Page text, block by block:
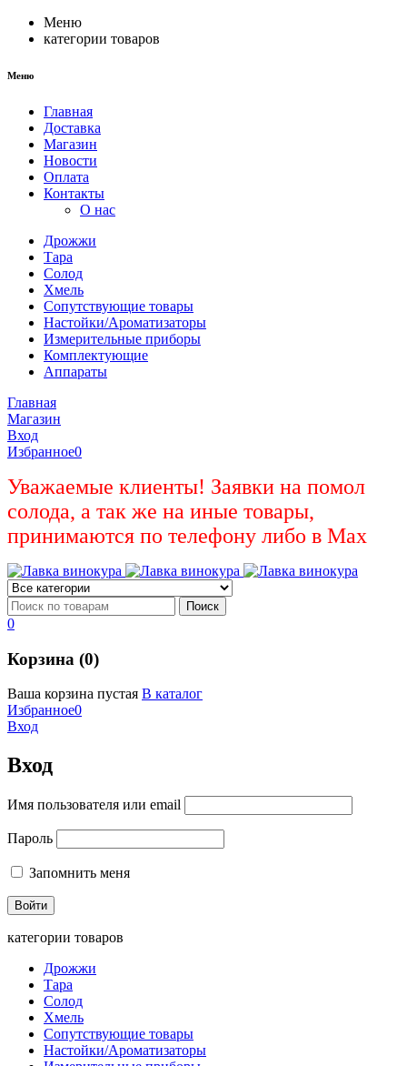
Меню
категории товаров
Меню
Главная
Доставка
Магазин
Новости
Оплата
Контакты
О нас
Дрожжи
Тара
Солод
Хмель
Сопутствующие товары
Настойки/Ароматизаторы
Измерительные приборы
Комплектующие
Аппараты
Главная
Магазин
Вход
Избранное0
Уважаемые клиенты! Заявки на помол
солода, а так же на иные товары,
принимаются по телефону либо в Max
0
Корзина (0)
Ваша корзина пустая В каталог
Избранное0
Вход
Вход
Имя пользователя или email
Пароль
Запомнить меня
категории товаров
Дрожжи
Тара
Солод
Хмель
Сопутствующие товары
Настойки/Ароматизаторы